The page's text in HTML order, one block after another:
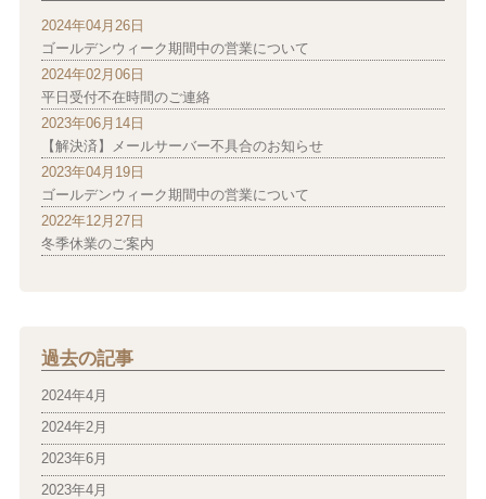
2024年04月26日
ゴールデンウィーク期間中の営業について
2024年02月06日
平日受付不在時間のご連絡
2023年06月14日
【解決済】メールサーバー不具合のお知らせ
2023年04月19日
ゴールデンウィーク期間中の営業について
2022年12月27日
冬季休業のご案内
過去の記事
2024年4月
2024年2月
2023年6月
2023年4月